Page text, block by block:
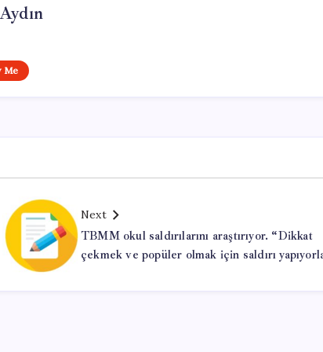
Me
Next
TBMM okul saldırılarını araştırıyor. “Dikkat
çekmek ve popüler olmak için saldırı